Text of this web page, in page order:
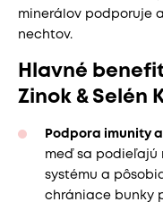
minerálov podporuje
nechtov.
Hlavné
Zinok & Selén
Podpora imunity
meď sa podieľajú
systému a
chrániace bunky